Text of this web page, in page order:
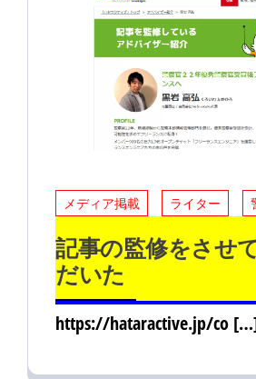
メディア掲載 ライター
記事の監修をさせ
だいた
https://hataractive.jp/co